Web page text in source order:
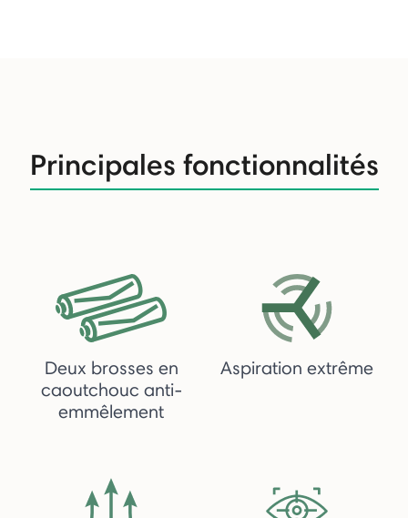
Principales fonctionnalités
Deux brosses en
caoutchouc anti-
emmêlement
Aspiration extrême